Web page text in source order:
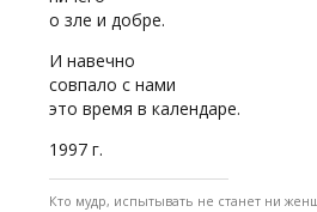
о зле и добре.
И навечно
совпало с нами
это время в календаре.
1997 г.
Кто мудр, испытывать не станет ни